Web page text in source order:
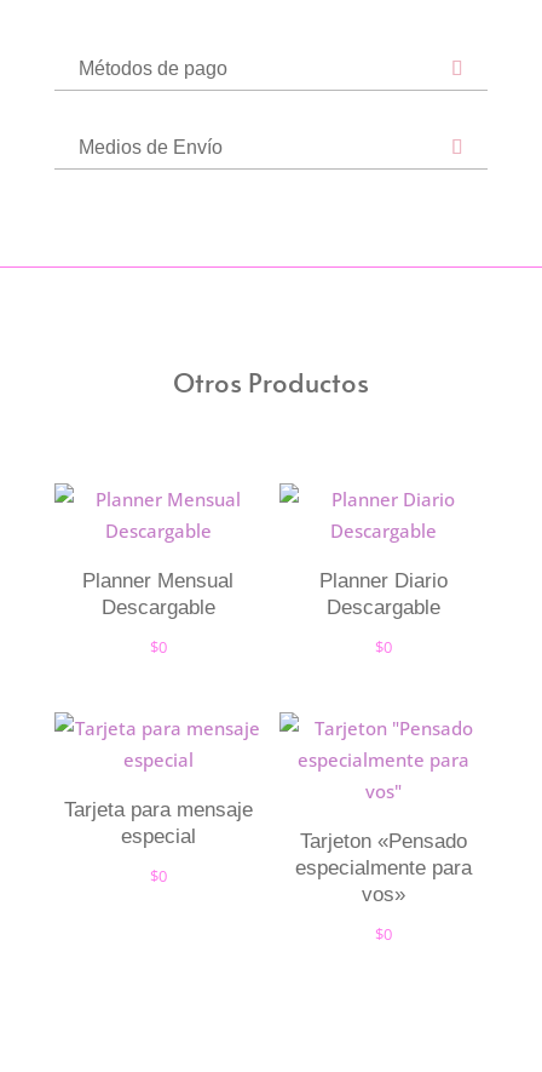
Métodos de pago
Medios de Envío
Otros Productos
Planner Mensual
Descargable
$0
Planner Diario
Descargable
$0
Tarjeta para mensaje
especial
$0
Tarjeton «Pensado
especialmente para
vos»
$0